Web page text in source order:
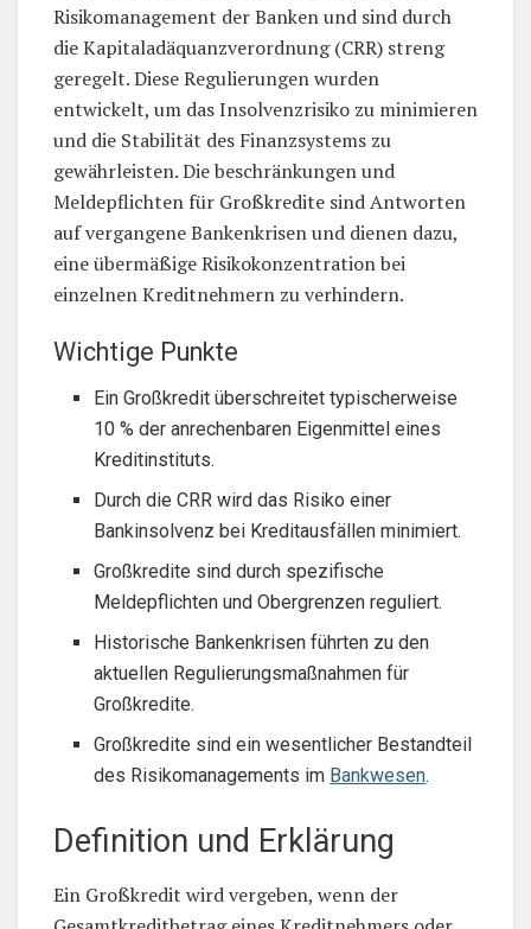
Risikomanagement der Banken und sind durch
die Kapitaladäquanzverordnung (CRR) streng
geregelt. Diese Regulierungen wurden
entwickelt, um das Insolvenzrisiko zu minimieren
und die Stabilität des Finanzsystems zu
gewährleisten. Die beschränkungen und
Meldepflichten für Großkredite sind Antworten
auf vergangene Bankenkrisen und dienen dazu,
eine übermäßige Risikokonzentration bei
einzelnen Kreditnehmern zu verhindern.
Wichtige Punkte
Ein Großkredit überschreitet typischerweise
10 % der anrechenbaren Eigenmittel eines
Kreditinstituts.
Durch die CRR wird das Risiko einer
Bankinsolvenz bei Kreditausfällen minimiert.
Großkredite sind durch spezifische
Meldepflichten und Obergrenzen reguliert.
Historische Bankenkrisen führten zu den
aktuellen Regulierungsmaßnahmen für
Großkredite.
Großkredite sind ein wesentlicher Bestandteil
des Risikomanagements im Bankwesen.
Definition und Erklärung
Ein Großkredit wird vergeben, wenn der